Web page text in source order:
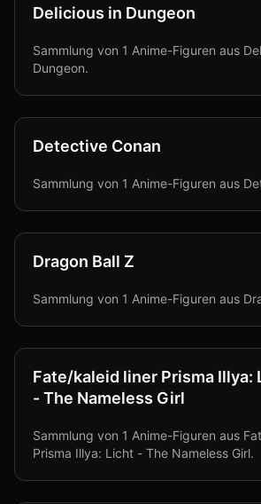
Delicious in Dungeon
Sammlung von 1 Anime-Figuren aus
Dungeon.
Detective Conan
Sammlung von 1 Anime-Figuren aus
Dragon Ball Z
Sammlung von 1 Anime-Figuren aus
Fate/kaleid liner Prisma Illya:
- The Nameless Girl
Sammlung von 1 Anime-Figuren aus
Prisma Illya: Licht - The Nameless Girl.